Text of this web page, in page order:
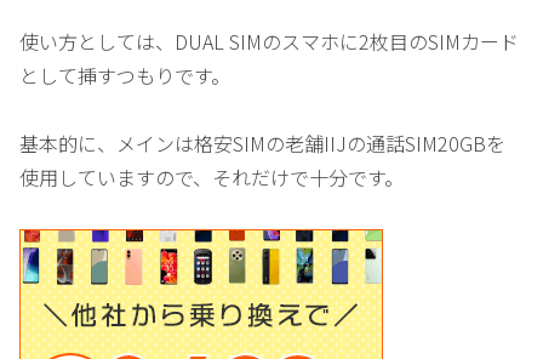
使い方としては、DUAL SIMのスマホに2枚目のSIMカード
として挿すつもりです。
基本的に、メインは格安SIMの老舗IIJの通話SIM20GBを
使用していますので、それだけで十分です。